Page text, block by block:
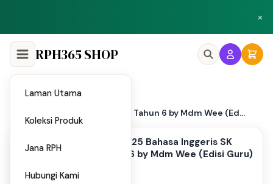
×
Laman Utama
Koleksi Produk
Jana RPH
Hubungi Kami
RPH365 SHOP
Home
PPT 2025 Bahasa Inggeris SK Tahun 6 by Mdm Wee (Ed...
PPT 2025 Bahasa Inggeris SK
Tahun 6 by Mdm Wee (Edisi Guru)